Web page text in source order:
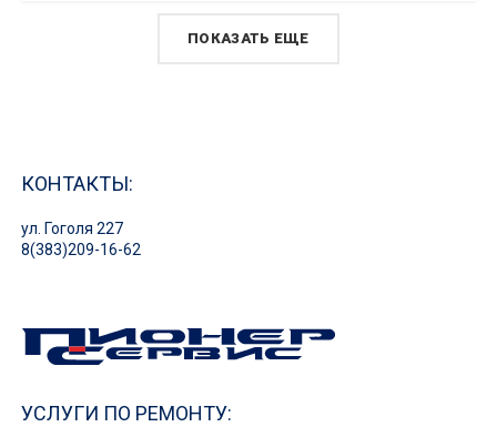
ПОКАЗАТЬ ЕЩЕ
КОНТАКТЫ:
ул. Гоголя 227
8(383)209-16-62
УСЛУГИ ПО РЕМОНТУ: